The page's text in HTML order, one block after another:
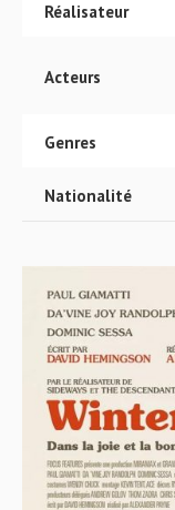
Réalisateur
Acteurs
Genres
Nationalité